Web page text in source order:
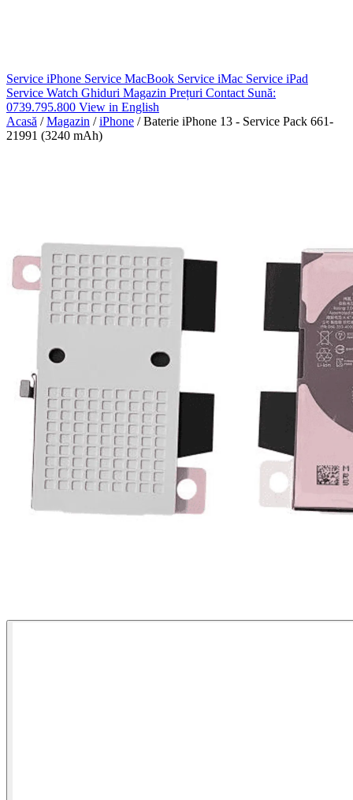
Service iPhone Service MacBook Service iMac Service iPad
Service Watch Ghiduri Magazin Prețuri Contact Sună:
0739.795.800 View in English
Acasă / Magazin / iPhone / Baterie iPhone 13 - Service Pack 661-
21991 (3240 mAh)